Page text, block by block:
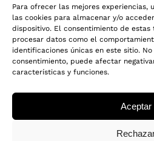
Para ofrecer las mejores experiencias,
las cookies para almacenar y/o
dispositivo. El consentimiento de
procesar datos como el
identificaciones únicas en este sitio.
consentimiento, puede afectar
características y funciones.
Aceptar
INFORMACIÓN
AVISO LEGAL
POLITICA DE PRIVACIDAD
CADENA DE CUSTODIA FSC®